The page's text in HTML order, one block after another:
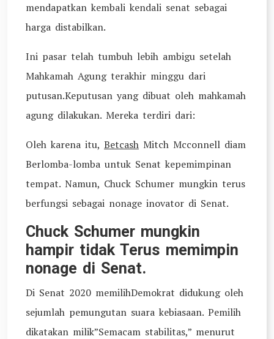
mendapatkan kembali kendali senat sebagai
harga distabilkan.
Ini pasar telah tumbuh lebih ambigu setelah
Mahkamah Agung terakhir minggu dari
putusan.Keputusan yang dibuat oleh mahkamah
agung dilakukan. Mereka terdiri dari:
Oleh karena itu, Betcash Mitch Mcconnell diam
Berlomba-lomba untuk Senat kepemimpinan
tempat. Namun, Chuck Schumer mungkin terus
berfungsi sebagai nonage inovator di Senat.
Chuck Schumer mungkin
hampir tidak Terus memimpin
nonage di Senat.
Di Senat 2020 memilihDemokrat didukung oleh
sejumlah pemungutan suara kebiasaan. Pemilih
dikatakan milik”Semacam stabilitas,” menurut